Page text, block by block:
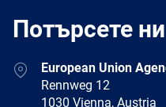
Потърсете ни
AddressEuropean Union
Rennweg 12
1030 Vienna, Austria